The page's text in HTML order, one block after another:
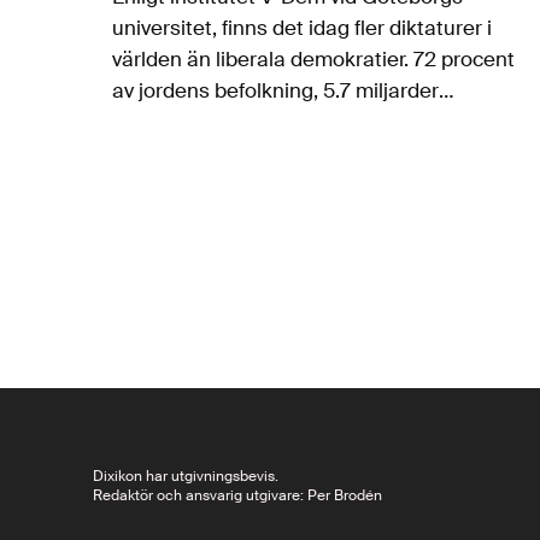
universitet, finns det idag fler diktaturer i
världen än liberala demokratier. 72 procent
av jordens befolkning, 5.7 miljarder
Dixikon har utgivningsbevis.
Redaktör och ansvarig utgivare: Per Brodén